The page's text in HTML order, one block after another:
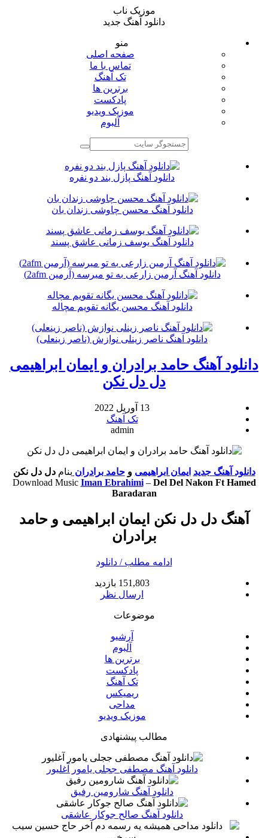
موزیک ناب
دانلود آهنگ جدید
منو
صفحه اصلی
تماس با ما
تک آهنگ
برترین ها
پادکست
موزیک ویدیو
آلبوم
دانلود آهنگ پازل بند دو نفره
دانلود آهنگ محسن چاوشی زندان بان
دانلود آهنگ یوسف زمانی عاشق پسند
دانلود آهنگ آرمین زارعی به تو میرسه (آرمین 2afm)
دانلود آهنگ محسن یگانه تقویم مچاله
دانلود آهنگ ناصر زینلی نوازش (ناصر زینعلی)
دانلود آهنگ حامد برادران و ایمان ابراهیمی
دل دل نکن
13 آوریل 2022
تک آهنگ
admin
دانلود آهنگ جدید ایمان ابراهیمی وحامد برادران بنامدل دل نکن
Download Music Iman Ebrahimi– Del Del Nakon Ft Hamed
Baradaran
آهنگ دل دل نکن ایمان ابراهیمی و حامد
برادران
ادامه مطلب / دانلود
151,803 بازدید
ارسال نظر
موضوعات
آرشیو
آلبوم
برترین ها
پادکست
تک آهنگ
ریمیکس
مداحی
موزیک ویدیو
مطالب پیشنهادی
دانلود آهنگ مصطفی ججلی یامور آغلیور
دانلود آهنگ شارومین رفیق
دانلود آهنگ صالح جوکار عاشقی